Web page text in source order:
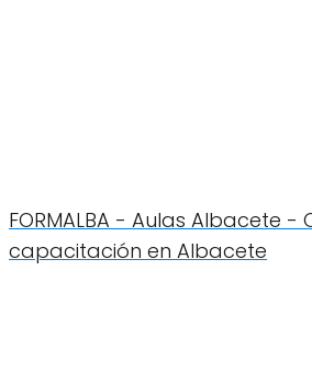
FORMALBA - Aulas Albacete -
capacitación en Albacete